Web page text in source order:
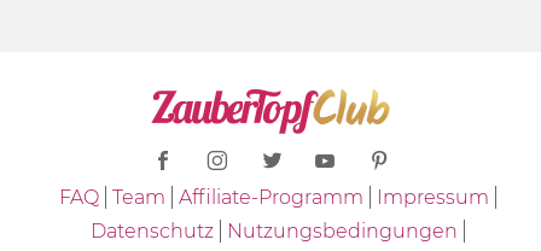
FAQ Team Affiliate-Programm
Impressum
Datenschutz
Nutzungsbedingungen